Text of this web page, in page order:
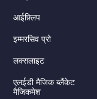
आईफ़्लिप
इम्मरसिव प्रो
लक्सलाइट
एलईडी मैजिक ब्लैंकेट
मैजिकमेश